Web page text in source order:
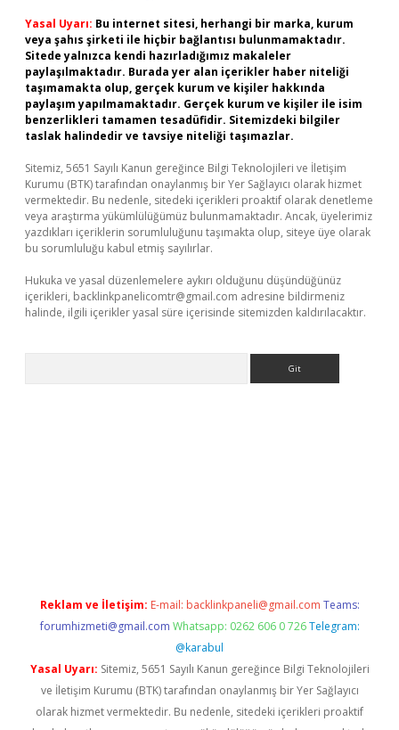
Yasal Uyarı: Bu internet sitesi, herhangi bir marka, kurum
veya şahıs şirketi ile hiçbir bağlantısı bulunmamaktadır.
Sitede yalnızca kendi hazırladığımız makaleler
paylaşılmaktadır. Burada yer alan içerikler haber niteliği
taşımamakta olup, gerçek kurum ve kişiler hakkında
paylaşım yapılmamaktadır. Gerçek kurum ve kişiler ile isim
benzerlikleri tamamen tesadüfidir. Sitemizdeki bilgiler
taslak halindedir ve tavsiye niteliği taşımazlar.
Sitemiz, 5651 Sayılı Kanun gereğince Bilgi Teknolojileri ve İletişim
Kurumu (BTK) tarafından onaylanmış bir Yer Sağlayıcı olarak hizmet
vermektedir. Bu nedenle, sitedeki içerikleri proaktif olarak denetleme
veya araştırma yükümlülüğümüz bulunmamaktadır. Ancak, üyelerimiz
yazdıkları içeriklerin sorumluluğunu taşımakta olup, siteye üye olarak
bu sorumluluğu kabul etmiş sayılırlar.
Hukuka ve yasal düzenlemelere aykırı olduğunu düşündüğünüz
içerikleri, backlinkpanelicomtr@gmail.com adresine bildirmeniz
halinde, ilgili içerikler yasal süre içerisinde sitemizden kaldırılacaktır.
Reklam ve İletişim: E-mail: backlinkpaneli@gmail.com Teams:
forumhizmeti@gmail.com Whatsapp: 0262 606 0 726 Telegram:
@karabul
Yasal Uyarı: Sitemiz, 5651 Sayılı Kanun gereğince Bilgi Teknolojileri
ve İletişim Kurumu (BTK) tarafından onaylanmış bir Yer Sağlayıcı
olarak hizmet vermektedir. Bu nedenle, sitedeki içerikleri proaktif